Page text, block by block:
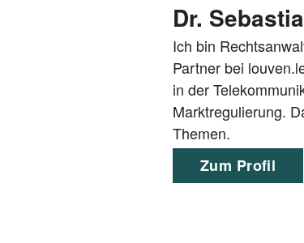
Dr.
Ich bin
Partner bei
in der
Marktregulierung.
Themen.
Zum Profil